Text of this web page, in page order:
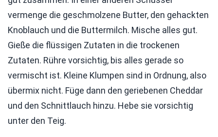
vermenge die geschmolzene Butter, den gehackten
Knoblauch und die Buttermilch. Mische alles gut.
Gieße die flüssigen Zutaten in die trockenen
Zutaten. Rühre vorsichtig, bis alles gerade so
vermischt ist. Kleine Klumpen sind in Ordnung, also
übermix nicht. Füge dann den geriebenen Cheddar
und den Schnittlauch hinzu. Hebe sie vorsichtig
unter den Teig.